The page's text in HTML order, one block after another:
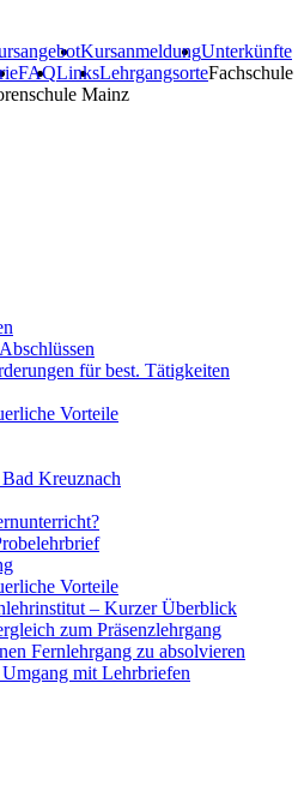
KursanmeldungUnterkünfte
FAQLinksLehrgangsorteFachschule
Mainz
für best. Tätigkeiten
Vorteile
Kreuznach
Vorteile
– Kurzer Überblick
zum Präsenzlehrgang
Fernlehrgang zu absolvieren
mit Lehrbriefen